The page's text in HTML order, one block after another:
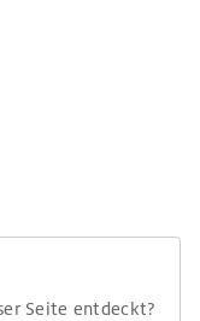
Seite entdeckt?